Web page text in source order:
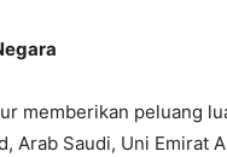
memberikan peluang
Arab Saudi, Uni Emirat